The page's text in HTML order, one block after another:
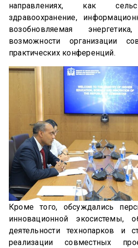
направлениях, как
здравоохранение,
возобновляемая
возможности организации
практических конференций.
Кроме того, обсуждались
инновационной экосистемы,
деятельности технопарков и
реализации совместных